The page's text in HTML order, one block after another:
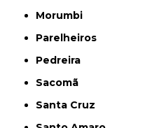
Morumbi
Parelheiros
Pedreira
Sacomã
Santa Cruz